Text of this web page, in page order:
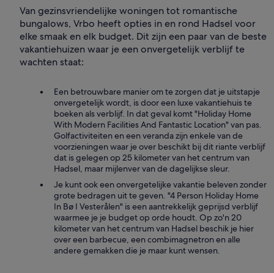
Van gezinsvriendelijke woningen tot romantische
bungalows, Vrbo heeft opties in en rond Hadsel voor
elke smaak en elk budget. Dit zijn een paar van de beste
vakantiehuizen waar je een onvergetelijk verblijf te
wachten staat:
Een betrouwbare manier om te zorgen dat je uitstapje
onvergetelijk wordt, is door een luxe vakantiehuis te
boeken als verblijf. In dat geval komt "Holiday Home
With Modern Facilities And Fantastic Location" van pas.
Golfactiviteiten en een veranda zijn enkele van de
voorzieningen waar je over beschikt bij dit riante verblijf
dat is gelegen op 25 kilometer van het centrum van
Hadsel, maar mijlenver van de dagelijkse sleur.
Je kunt ook een onvergetelijke vakantie beleven zonder
grote bedragen uit te geven. "4 Person Holiday Home
In Bø I Vesterålen" is een aantrekkelijk geprijsd verblijf
waarmee je je budget op orde houdt. Op zo'n 20
kilometer van het centrum van Hadsel beschik je hier
over een barbecue, een combimagnetron en alle
andere gemakken die je maar kunt wensen.